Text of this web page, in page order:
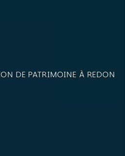
DE PATRIMOINE À REDON